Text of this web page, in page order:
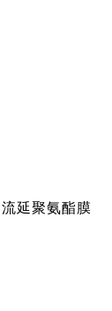
延聚氨酯膜